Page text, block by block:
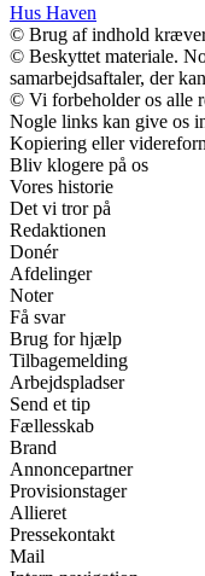
Hus Haven
© Brug af indhold
© Beskyttet materiale.
samarbejdsaftaler, der
© Vi forbeholder os alle
Nogle links kan give os
Kopiering eller
Bliv klogere på os
Vores historie
Det vi tror på
Redaktionen
Donér
Afdelinger
Noter
Få svar
Brug for hjælp
Tilbagemelding
Arbejdspladser
Send et tip
Fællesskab
Brand
Annoncepartner
Provisionstager
Allieret
Pressekontakt
Mail